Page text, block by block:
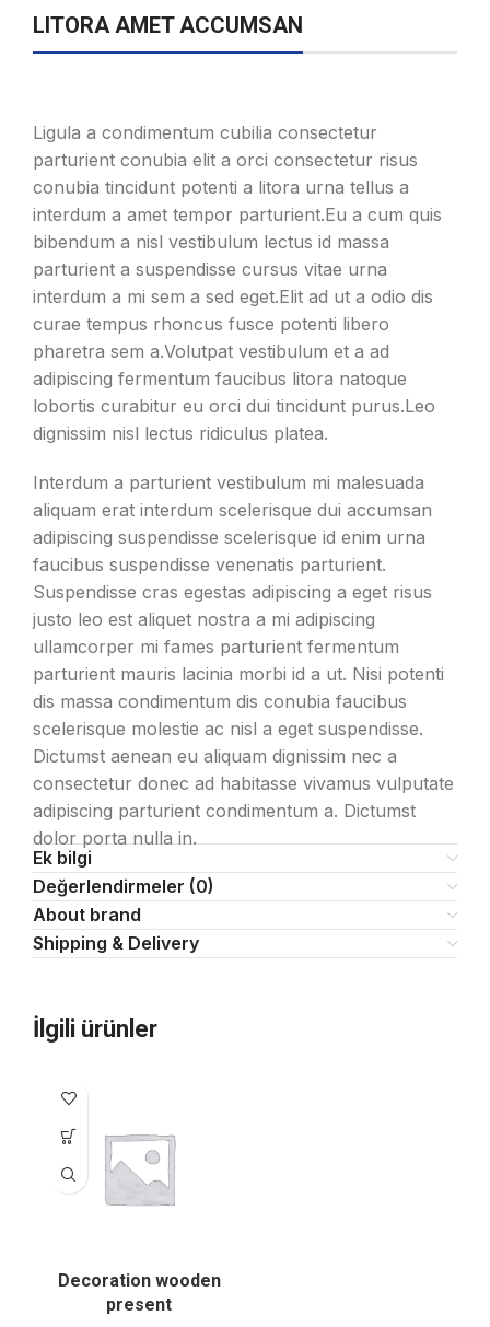
LITORA AMET ACCUMSAN
Ligula a condimentum cubilia consectetur
parturient conubia elit a orci consectetur risus
conubia tincidunt potenti a litora urna tellus a
interdum a amet tempor parturient.Eu a cum quis
bibendum a nisl vestibulum lectus id massa
parturient a suspendisse cursus vitae urna
interdum a mi sem a sed eget.Elit ad ut a odio dis
curae tempus rhoncus fusce potenti libero
pharetra sem a.Volutpat vestibulum et a ad
adipiscing fermentum faucibus litora natoque
lobortis curabitur eu orci dui tincidunt purus.Leo
dignissim nisl lectus ridiculus platea.
Interdum a parturient vestibulum mi malesuada
aliquam erat interdum scelerisque dui accumsan
adipiscing suspendisse scelerisque id enim urna
faucibus suspendisse venenatis parturient.
Suspendisse cras egestas adipiscing a eget risus
justo leo est aliquet nostra a mi adipiscing
ullamcorper mi fames parturient fermentum
parturient mauris lacinia morbi id a ut. Nisi potenti
dis massa condimentum dis conubia faucibus
scelerisque molestie ac nisl a eget suspendisse.
Dictumst aenean eu aliquam dignissim nec a
consectetur donec ad habitasse vivamus vulputate
adipiscing parturient condimentum a. Dictumst
dolor porta nulla in.
Ek bilgi
Değerlendirmeler (0)
About brand
Shipping & Delivery
İlgili ürünler
Decoration wooden
present